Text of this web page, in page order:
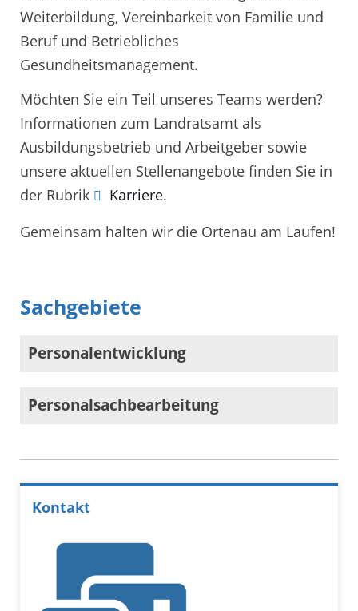
Weiterbildung, Vereinbarkeit von Familie und
Beruf und Betriebliches
Gesundheitsmanagement.
Möchten Sie ein Teil unseres Teams werden?
Informationen zum Landratsamt als
Ausbildungsbetrieb und Arbeitgeber sowie
unsere aktuellen Stellenangebote finden Sie in
der Rubrik
Karriere.
Gemeinsam halten wir die Ortenau am Laufen!
Sachgebiete
Personalentwicklung
Personalsachbearbeitung
Kontakt